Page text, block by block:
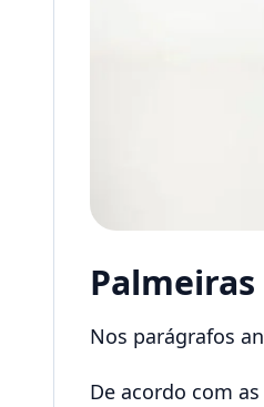
Nos parágrafos
De acordo com